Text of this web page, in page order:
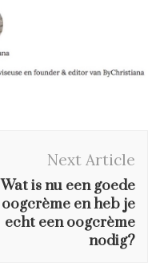
Next Article
Wat is nu een goede
oogcrème en heb je
echt een oogcrème
nodig?